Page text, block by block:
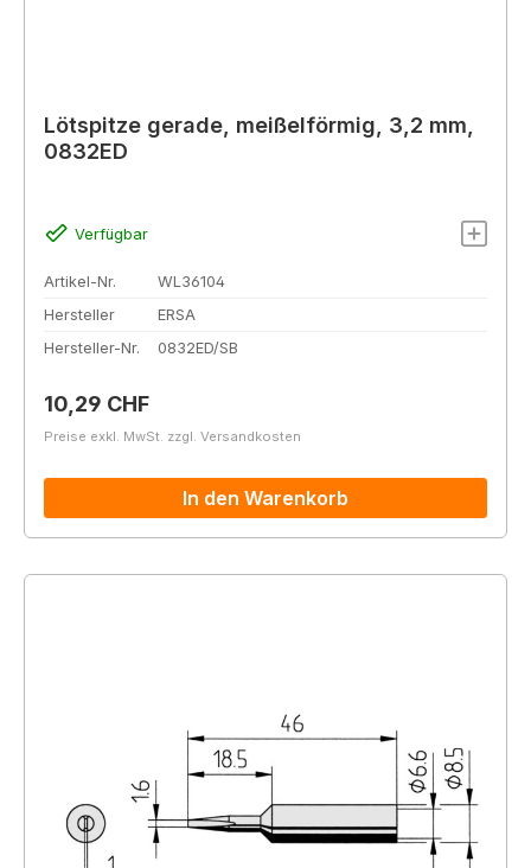
Lötspitze gerade, meißelförmig, 3,2 mm,
0832ED
Verfügbar
Artikel-Nr.
WL36104
Hersteller
ERSA
Hersteller-Nr.
0832ED/SB
Regulärer Preis:
10,29 CHF
Preise exkl. MwSt. zzgl. Versandkosten
In den Warenkorb